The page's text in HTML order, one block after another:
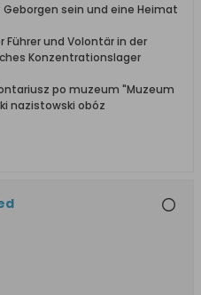
sein und eine Heimat
und Volontär in der
Konzentrationslager
po muzeum "Muzeum
nazistowski obóz